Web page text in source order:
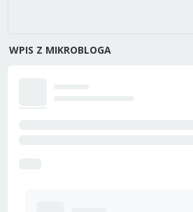
WPIS Z MIKROBLOGA